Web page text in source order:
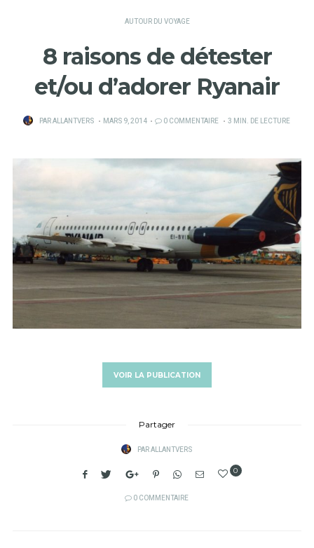
AUTOUR DU VOYAGE
8 raisons de détester
et/ou d’adorer Ryanair
PARALLANTVERS
PUBLIÉ
MARS 9, 2014 0 COMMENTAIRE 3 MIN. DE LECTURE
VOIR LA PUBLICATION
Partager
PARALLANTVERS
0
0 COMMENTAIRE